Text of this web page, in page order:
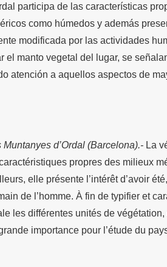
participa de las características
como húmedos y además
modificada por las actividades
el manto vegetal del lugar, se
atención a aquellos aspectos de
d’Ordal (Barcelona).- La
propres des milieux
elle présente l’intérêt d’avoir
de l’homme. À fin de typifier et
les différentes unités de végétation,
importance pour l’étude du